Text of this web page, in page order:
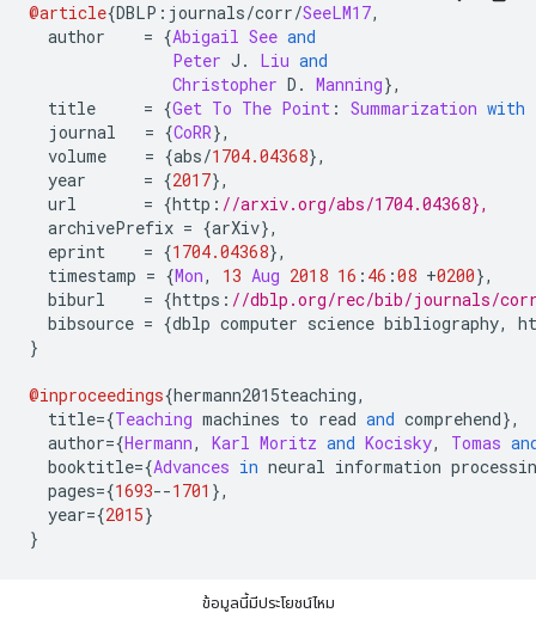
@article{DBLP : journals/corr/SeeLM17,
author = {Abigail See and
Peter J . Liu and
Christopher D . Manning},
title = {Get To The Point : Summarization with
journal = {CoRR},
volume = {abs/1704.04368},
year = {2017},
url = {http : //arxiv.org/abs/1704.04368},
archivePrefix = {arXiv},
eprint = {1704.04368},
timestamp = {Mon, 13 Aug 2018 16 : 46 :08 +0200},
biburl = {https : //dblp.org/rec/bib/journals/corr/
bibsource = {dblp computer science bibliography,
}
@inproceedings{hermann2015teaching,
title={Teaching machines to read and comprehend},
author={Hermann, Karl Moritz and Kocisky, Tomas
booktitle={Advances in neural information
pages={1693--1701 },
year={2015}
}
ข้อมูลนี้มีประโยชน์ไหม